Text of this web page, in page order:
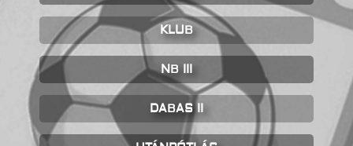
KLUB
NB III
DABAS II